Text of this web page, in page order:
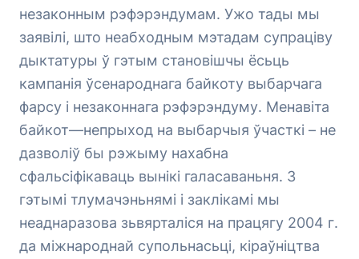
незаконным рэфэрэндумам. Ужо тады мы
заявілі, што неабходным мэтадам супраціву
дыктатуры ў гэтым становішчы ёсьць
кампанія ўсенароднага байкоту выбарчага
фарсу і незаконнага рэфэрэндуму. Менавіта
байкот—непрыход на выбарчыя ўчасткі – не
дазволіў бы рэжыму нахабна
сфальсіфікаваць вынікі галасаваньня. З
гэтымі тлумачэньнямі і заклікамі мы
неаднаразова зьвярталіся на працягу 2004 г.
да міжнароднай супольнасьці, кіраўніцтва